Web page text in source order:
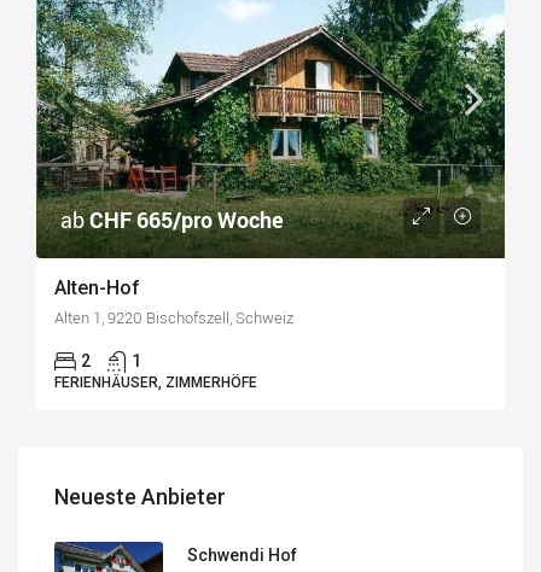
abCHF 665/pro Woche
Alten-Hof
Alten 1, 9220 Bischofszell, Schweiz
2 1
FERIENHÄUSER, ZIMMERHÖFE
Neueste Anbieter
Schwendi Hof